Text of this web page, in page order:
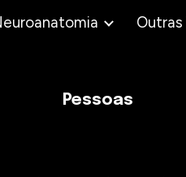
Pessoas